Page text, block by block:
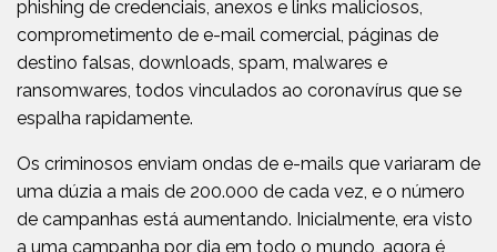
phishing de credenciais, anexos e links maliciosos,
comprometimento de e-mail comercial, páginas de
destino falsas, downloads, spam, malwares e
ransomwares, todos vinculados ao coronavírus que se
espalha rapidamente.
Os criminosos enviam ondas de e-mails que variaram de
uma dúzia a mais de 200.000 de cada vez, e o número
de campanhas está aumentando. Inicialmente, era visto
a uma campanha por dia em todo o mundo, agora é